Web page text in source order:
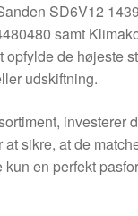
SD6V12
samt
de højeste
udskiftning.
investerer
sikre, at de
en perfekt